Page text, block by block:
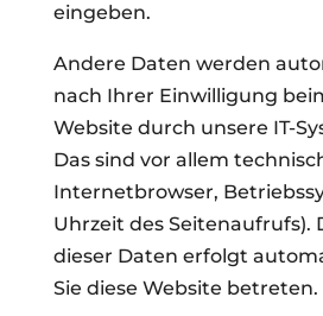
eingeben.
Andere Daten werden
nach Ihrer Einwilligung
Website durch unsere IT-
Das sind vor allem
Internetbrowser,
Uhrzeit des Seitenaufrufs).
dieser Daten erfolgt
Sie diese Website betreten.